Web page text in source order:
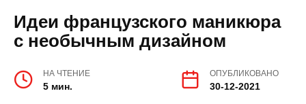
Идеи французского маникюра
с необычным дизайном
НА ЧТЕНИЕ
5 мин.
ОПУБЛИКОВАНО
30-12-2021